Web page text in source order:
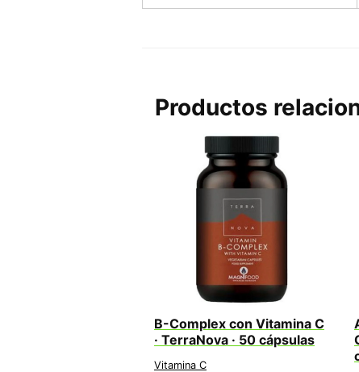
Productos
B-Complex con Vitamina C
· TerraNova · 50 cápsulas
Vitamina C